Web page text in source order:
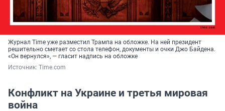
Журнал Time уже разместил Трампа на обложке. На ней президент
решительно сметает со стола телефон, документы и очки Джо Байдена.
«Он вернулся», — гласит надпись на обложке
Источник: Time.com
Конфликт на Украине и третья мировая
война